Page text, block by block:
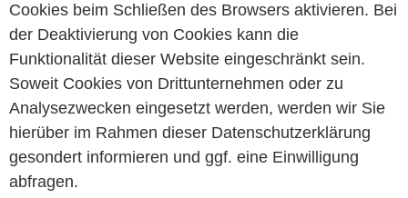
Cookies beim Schließen des Browsers aktivieren. Bei
der Deaktivierung von Cookies kann die
Funktionalität dieser Website eingeschränkt sein.
Soweit Cookies von Drittunternehmen oder zu
Analysezwecken eingesetzt werden, werden wir Sie
hierüber im Rahmen dieser Datenschutzerklärung
gesondert informieren und ggf. eine Einwilligung
abfragen.